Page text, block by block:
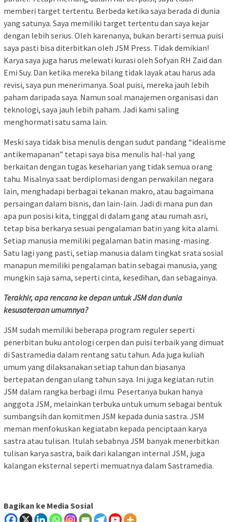
memberi target tertentu. Berbeda ketika saya berada di dunia
yang satunya. Saya memiliki target tertentu dan saya kejar
dengan lebih serius. Oleh karenanya, bukan berarti semua puisi
saya pasti bisa diterbitkan oleh JSM Press. Tidak demikian!
Karya saya juga harus melewati kurasi oleh Sofyan RH Zaid dan
Emi Suy. Dan ketika mereka bilang tidak layak atau harus ada
revisi, saya pun menerimanya. Soal puisi, mereka jauh lebih
paham daripada saya. Namun soal manajemen organisasi dan
teknologi, saya jauh lebih paham. Jadi kami saling
menghormati satu sama lain.
Meski saya tidak bisa menulis dengan sudut pandang “idealisme
antikemapanan” tetapi saya bisa menulis hal-hal yang
berkaitan dengan tugas keseharian yang tidak semua orang
tahu. Misalnya saat berdiplomasi dengan perwakilan negara
lain, menghadapi berbagai tekanan makro, atau bagaimana
persaingan dalam bisnis, dan lain-lain. Jadi di mana pun dan
apa pun posisi kita, tinggal di dalam gang atau rumah asri,
tetap bisa berkarya sesuai pengalaman batin yang kita alami.
Setiap manusia memiliki pegalaman batin masing-masing.
Satu lagi yang pasti, setiap manusia dalam tingkat srata sosial
manapun memiliki pengalaman batin sebagai manusia, yang
mungkin saja sama, seperti cinta, kesedihan, dan sebagainya.
Terakhir, apa rencana ke depan untuk JSM dan dunia
kesusateraan umumnya?
JSM sudah memiliki beberapa program reguler seperti
penerbitan buku antologi cerpen dan puisi terbaik yang dimuat
di Sastramedia dalam rentang satu tahun. Ada juga kuliah
umum yang dilaksanakan setiap tahun dan biasanya
bertepatan dengan ulang tahun saya. Ini juga kegiatan rutin
JSM dalam rangka berbagi ilmu. Pesertanya bukan hanya
anggota JSM, melainkan terbuka untuk umum sebagai bentuk
sumbangsih dan komitmen JSM kepada dunia sastra. JSM
meman menfokuskan kegiatabn kepada penciptaan karya
sastra atau tulisan. Itulah sebabnya JSM banyak menerbitkan
tulisan karya sastra, baik dari kalangan internal JSM, juga
kalangan eksternal seperti memuatnya dalam Sastramedia.
Bagikan ke Media Sosial